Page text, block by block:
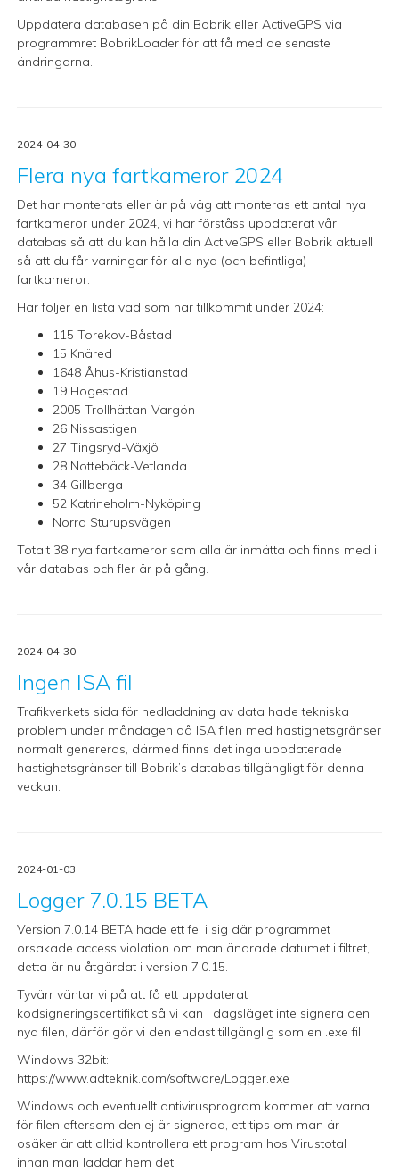
Uppdatera databasen på din Bobrik eller ActiveGPS via
programmret BobrikLoader för att få med de senaste
ändringarna.
2024-04-30
Flera nya fartkameror 2024
Det har monterats eller är på väg att monteras ett antal nya
fartkameror under 2024, vi har förståss uppdaterat vår
databas så att du kan hålla din ActiveGPS eller Bobrik aktuell
så att du får varningar för alla nya (och befintliga)
fartkameror.
Här följer en lista vad som har tillkommit under 2024:
115 Torekov-Båstad
15 Knäred
1648 Åhus-Kristianstad
19 Högestad
2005 Trollhättan-Vargön
26 Nissastigen
27 Tingsryd-Växjö
28 Nottebäck-Vetlanda
34 Gillberga
52 Katrineholm-Nyköping
Norra Sturupsvägen
Totalt 38 nya fartkameror som alla är inmätta och finns med i
vår databas och fler är på gång.
2024-04-30
Ingen ISA fil
Trafikverkets sida för nedladdning av data hade tekniska
problem under måndagen då ISA filen med hastighetsgränser
normalt genereras, därmed finns det inga uppdaterade
hastighetsgränser till Bobrik’s databas tillgängligt för denna
veckan.
2024-01-03
Logger 7.0.15 BETA
Version 7.0.14 BETA hade ett fel i sig där programmet
orsakade access violation om man ändrade datumet i filtret,
detta är nu åtgärdat i version 7.0.15.
Tyvärr väntar vi på att få ett uppdaterat
kodsigneringscertifikat så vi kan i dagsläget inte signera den
nya filen, därför gör vi den endast tillgänglig som en .exe fil:
Windows 32bit:
https://www.adteknik.com/software/Logger.exe
Windows och eventuellt antivirusprogram kommer att varna
för filen eftersom den ej är signerad, ett tips om man är
osäker är att alltid kontrollera ett program hos Virustotal
innan man laddar hem det: